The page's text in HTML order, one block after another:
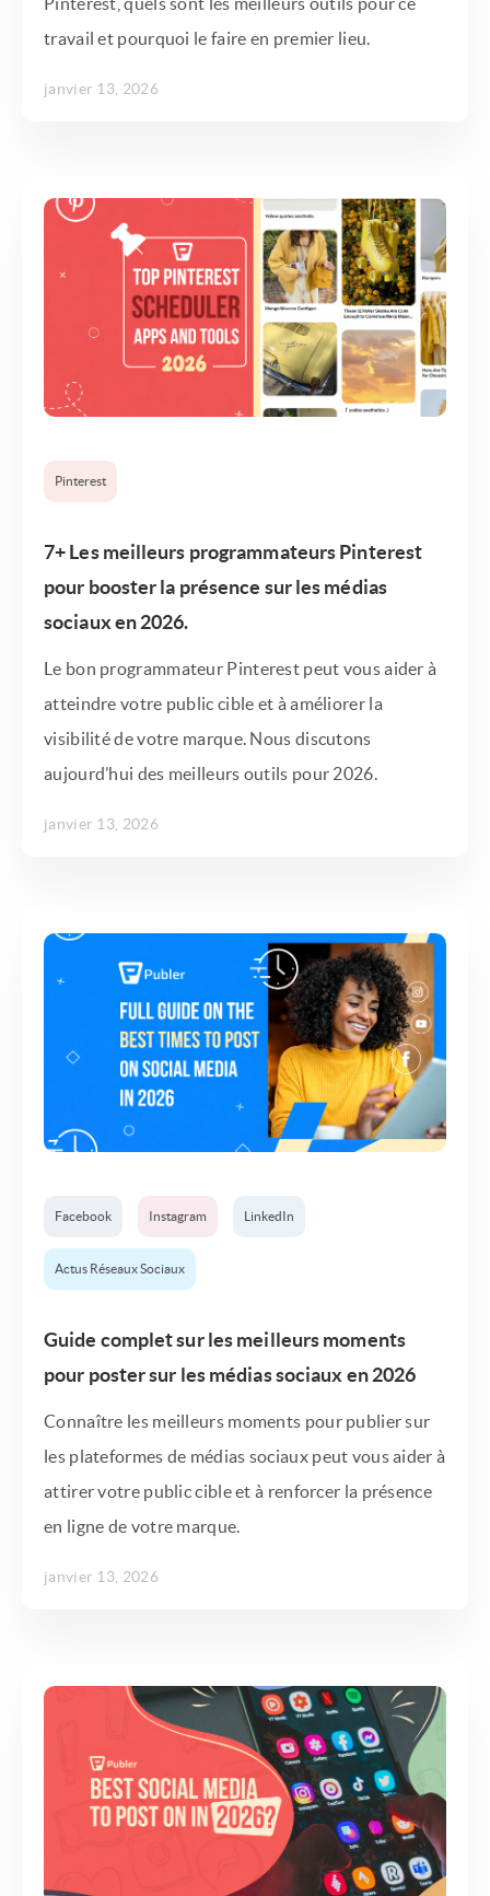
travail et pourquoi le faire en premier lieu.
janvier 13, 2026
Pinterest
7+ Les meilleurs programmateurs Pinterest
pour booster la présence sur les médias
sociaux en 2026.
Le bon programmateur Pinterest peut vous aider à
atteindre votre public cible et à améliorer la
visibilité de votre marque. Nous discutons
aujourd’hui des meilleurs outils pour 2026.
janvier 13, 2026
Facebook Instagram LinkedIn
Actus Réseaux Sociaux
Guide complet sur les meilleurs moments
pour poster sur les médias sociaux en 2026
Connaître les meilleurs moments pour publier sur
les plateformes de médias sociaux peut vous aider à
attirer votre public cible et à renforcer la présence
en ligne de votre marque.
janvier 13, 2026